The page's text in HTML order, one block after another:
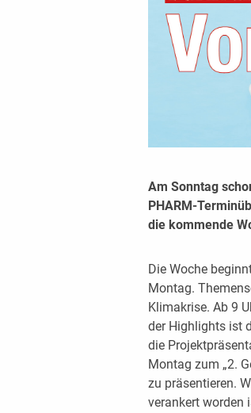
Am Sonntag
PHARM-
die kommende
Die Woche
Montag.
Klimakrise. Ab 9
der Highlights ist
die
Montag zum „2.
zu präsentieren.
verankert worden